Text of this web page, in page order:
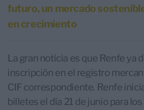
futuro, un mercado
en crecimiento
La gran noticia es que Renfe ya
inscripción en el registro
CIF correspondiente. Renfe
billetes el día 21 de junio para